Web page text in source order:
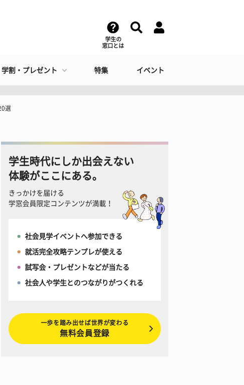
学生の
窓口とは
学割・プレゼント 特集 イベント
選
学生時代にしか出会えない
体験がここにある。
きっかけを届ける
学窓会員限定コンテンツが満載！
社会見学イベントへ参加できる
就活完全攻略テンプレが使える
試写会・プレゼントなどが当たる
社会人や学生とのつながりがつくれる
一歩を踏み出せば世界が変わる
無料会員登録